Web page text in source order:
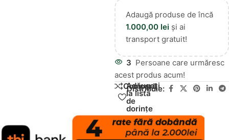
Adaugă produse de încă
1.000,00 lei și ai
transport gratuit!
3 Persoane care urmăresc
acest produs acum!
Compară
Adăugați
la lista
de
dorințe
Distribuie: